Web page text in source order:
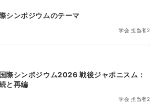
シンポジウムのテーマ
学会 担当者2
際シンポジウム2026 戦後ジャポニスム：
と再編
学会 担当者2